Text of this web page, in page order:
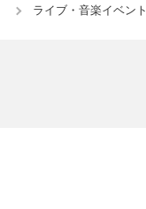
ライブ・音楽イベント